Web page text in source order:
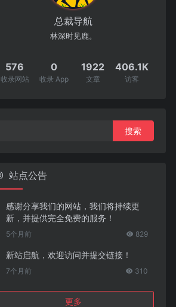
总裁导航
林深时见鹿。
576
收录网站
0
收录 App
1922
文章
406.1K
访客
站点公告
感谢分享我们的网站，我们将持续更
新，并提供完全免费的服务！
5个月前 829
新站启航，欢迎访问并提交链接！
7个月前 310
更多